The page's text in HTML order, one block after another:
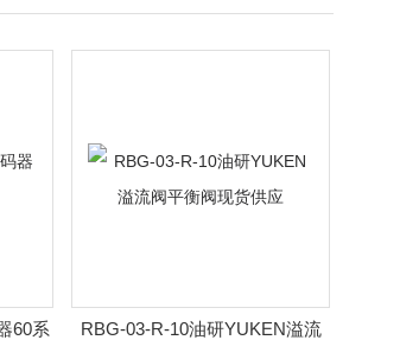
60系
RBG-03-R-10油研YUKEN溢流